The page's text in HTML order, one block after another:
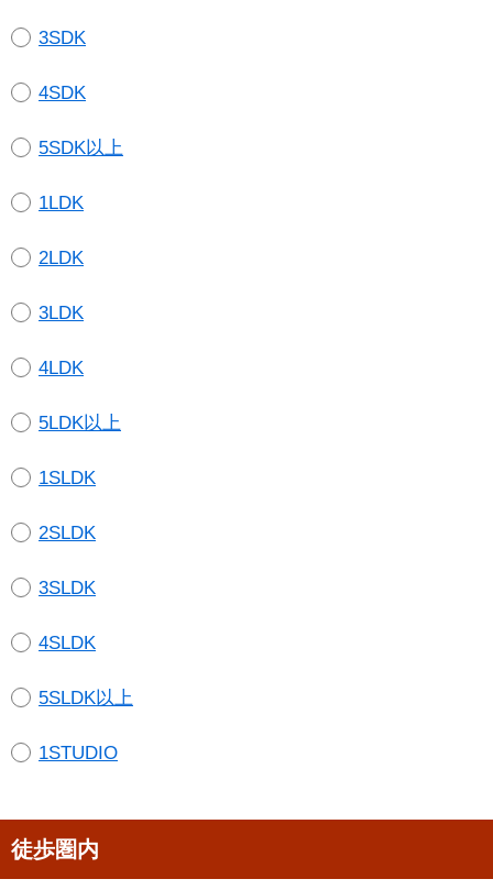
3SDK
4SDK
5SDK以上
1LDK
2LDK
3LDK
4LDK
5LDK以上
1SLDK
2SLDK
3SLDK
4SLDK
5SLDK以上
1STUDIO
徒歩圏内